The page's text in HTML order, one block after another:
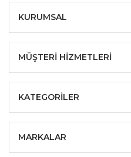
KURUMSAL
MÜŞTERİ HİZMETLERİ
KATEGORİLER
MARKALAR